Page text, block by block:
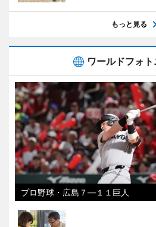
もっと見る
ワールドフォ
プロ野球・広島７―１１巨人